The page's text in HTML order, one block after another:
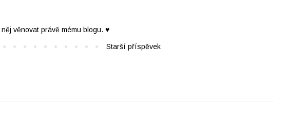
věnovat právě mému blogu. ♥
Starší příspěvek